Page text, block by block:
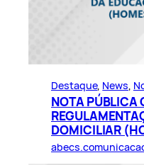
Destaque, News
NOTA PÚBLICA
DOMICILIAR